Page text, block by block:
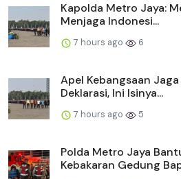
Kapolda Metro Jaya:
Menjaga Indonesi...
7 hours ago 6
Apel Kebangsaan
Deklarasi, Ini Isinya...
7 hours ago 5
Polda Metro Jaya
Kebakaran Gedung